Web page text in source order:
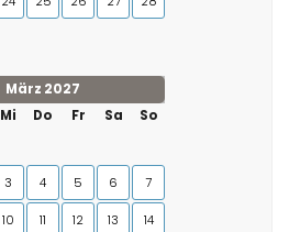
März 2027
Mi Do Fr Sa So
3 4 5 6 7
10 11 12 13 14